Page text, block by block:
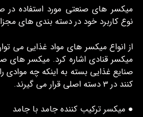
میکسر های صنعتی مورد استفاده در
نوع کاربرد خود در دسته بندی های
از انواع میکسر های مواد غذایی می
میکسر قنادی اشاره کرد. میکسر های
صنایع غذایی بسته به اینکه چه موادی
کنند در 3 دسته اصلی قرار می گیرند.
● میکسر ترکیب کننده جامد با جامد